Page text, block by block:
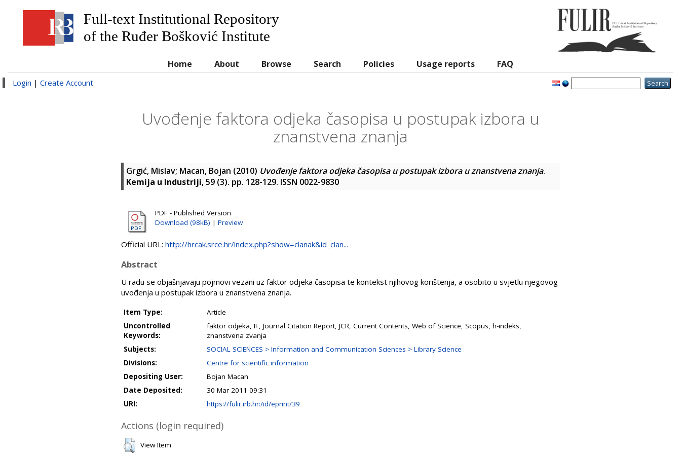
Full-text Institutional Repository
of the Ruđer Bošković Institute
Home About Browse Search Policies Usage reports FAQ
Login | Create Account
Uvođenje faktora odjeka časopisa u postupak izbora u
znanstvena znanja
Grgić, Mislav; Macan, Bojan (2010) Uvođenje faktora odjeka časopisa u postupak izbora u znanstvena znanja.
Kemija u Industriji, 59 (3). pp. 128-129. ISSN 0022-9830
PDF - Published Version
Download (98kB) | Preview
Official URL: http://hrcak.srce.hr/index.php?show=clanak&id_clan...
Abstract
U radu se objašnjavaju pojmovi vezani uz faktor odjeka časopisa te kontekst njihovog korištenja, a osobito u svjetlu njegovog
uvođenja u postupak izbora u znanstvena znanja.
Item Type:
Article
Uncontrolled
Keywords:
faktor odjeka, IF, Journal Citation Report, JCR, Current Contents, Web of Science, Scopus, h-indeks,
znanstvena zvanja
Subjects:
SOCIAL SCIENCES > Information and Communication Sciences > Library Science
Divisions:
Centre for scientific information
Depositing User:
Bojan Macan
Date Deposited:
30 Mar 2011 09:31
URI:
https://fulir.irb.hr:/id/eprint/39
Actions (login required)
View Item